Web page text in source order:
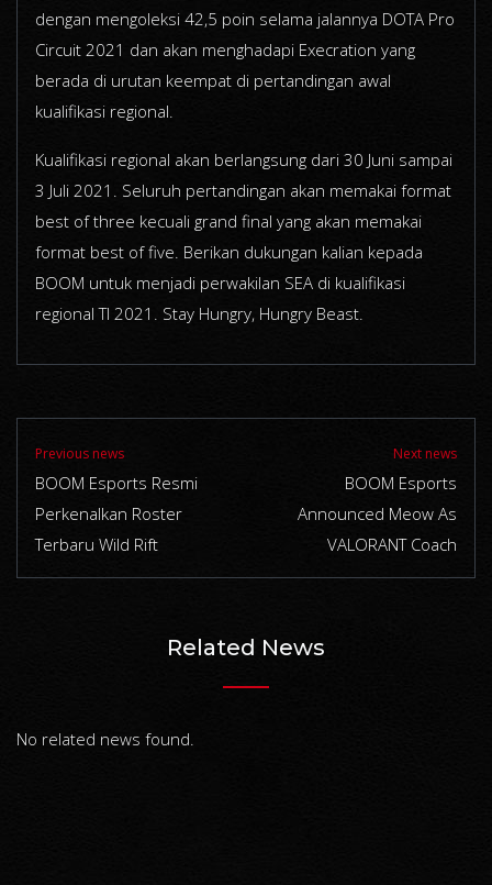
dengan mengoleksi 42,5 poin selama jalannya DOTA Pro
Circuit 2021 dan akan menghadapi Execration yang
berada di urutan keempat di pertandingan awal
kualifikasi regional.
Kualifikasi regional akan berlangsung dari 30 Juni sampai
3 Juli 2021. Seluruh pertandingan akan memakai format
best of three kecuali grand final yang akan memakai
format best of five. Berikan dukungan kalian kepada
BOOM untuk menjadi perwakilan SEA di kualifikasi
regional TI 2021. Stay Hungry, Hungry Beast.
Previous news
BOOM Esports Resmi
Perkenalkan Roster
Terbaru Wild Rift
Next news
BOOM Esports
Announced Meow As
VALORANT Coach
Related News
No related news found.